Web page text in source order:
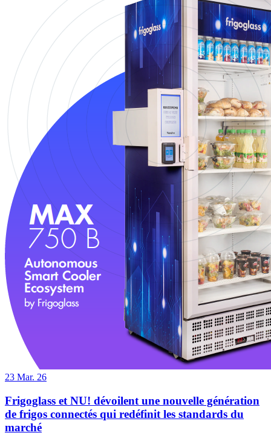
23 Mar. 26
Frigoglass et NU! dévoilent une nouvelle génération
de frigos connectés qui redéfinit les standards du
marché